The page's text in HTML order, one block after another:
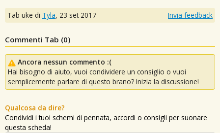
Tab uke di Tyla, 23 set 2017 Invia feedback
Commenti Tab (0)
Ancora nessun commento :(
Hai bisogno di aiuto, vuoi condividere un consiglio o vuoi
semplicemente parlare di questo brano? Inizia la discussione!
Qualcosa da dire?
Condividi i tuoi schemi di pennata, accordi o consigli per suonare
questa scheda!